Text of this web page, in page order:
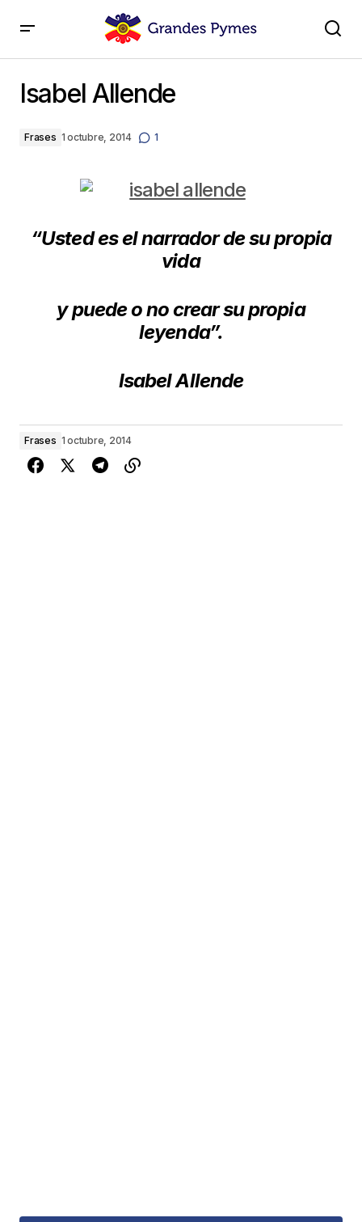
Isabel Allende
Frases 1 octubre, 2014 1
“Usted es el narrador de su propia
vida
y puede o no crear su propia
leyenda”.
Isabel Allende
Frases 1 octubre, 2014